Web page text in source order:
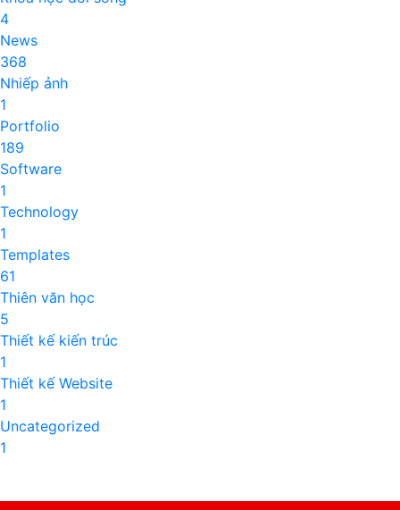
4
News
368
Nhiếp ảnh
1
Portfolio
189
Software
1
Technology
1
Templates
61
Thiên văn học
5
Thiết kế kiến trúc
1
Thiết kế Website
1
Uncategorized
1